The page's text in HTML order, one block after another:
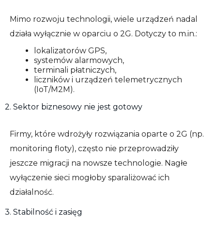
Mimo rozwoju technologii, wiele urządzeń nadal
działa wyłącznie w oparciu o 2G. Dotyczy to m.in.:
lokalizatorów GPS,
systemów alarmowych,
terminali płatniczych,
liczników i urządzeń telemetrycznych
(IoT/M2M).
2. Sektor biznesowy nie jest gotowy
Firmy, które wdrożyły rozwiązania oparte o 2G (np.
monitoring floty), często nie przeprowadziły
jeszcze migracji na nowsze technologie. Nagłe
wyłączenie sieci mogłoby sparaliżować ich
działalność.
3. Stabilność i zasięg